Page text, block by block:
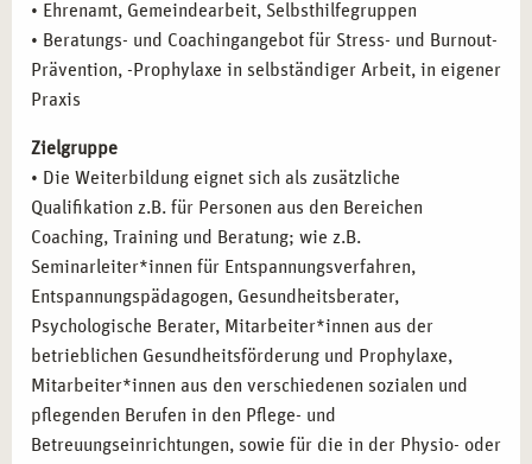
• Ehrenamt, Gemeindearbeit, Selbsthilfegruppen
• Beratungs- und Coachingangebot für Stress- und Burnout-
Prävention, -Prophylaxe in selbständiger Arbeit, in eigener
Praxis
Zielgruppe
• Die Weiterbildung eignet sich als zusätzliche
Qualifikation z.B. für Personen aus den Bereichen
Coaching, Training und Beratung; wie z.B.
Seminarleiter*innen für Entspannungsverfahren,
Entspannungspädagogen, Gesundheitsberater,
Psychologische Berater, Mitarbeiter*innen aus der
betrieblichen Gesundheitsförderung und Prophylaxe,
Mitarbeiter*innen aus den verschiedenen sozialen und
pflegenden Berufen in den Pflege- und
Betreuungseinrichtungen, sowie für die in der Physio- oder